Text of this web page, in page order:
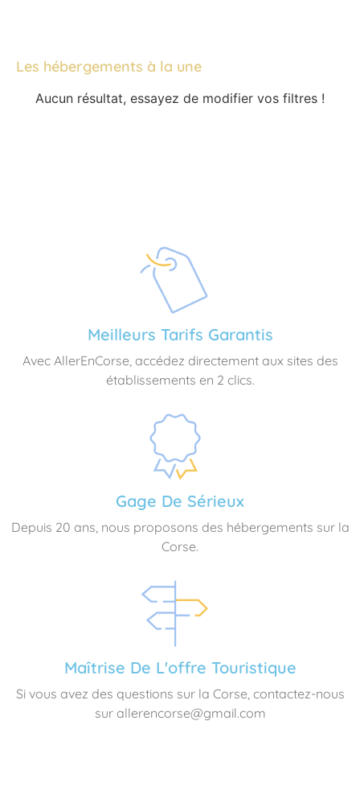
Les hébergements à la une
Aucun résultat, essayez de modifier vos filtres !
Meilleurs Tarifs Garantis
Avec AllerEnCorse, accédez directement aux sites des
établissements en 2 clics.
Gage De Sérieux
Depuis 20 ans, nous proposons des hébergements sur la
Corse.
Maîtrise De L'offre Touristique
Si vous avez des questions sur la Corse, contactez-nous
sur allerencorse@gmail.com